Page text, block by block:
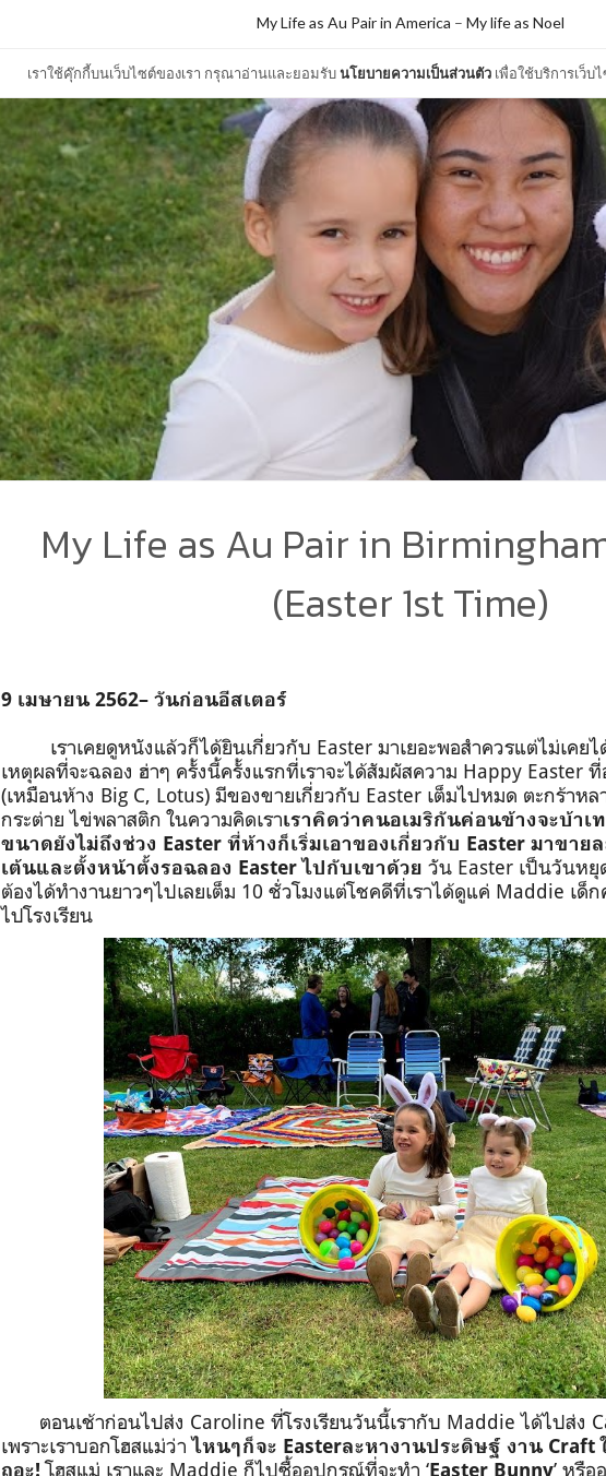
เราใช้คุ๊กกี้บนเว็บไซต์ของเรา กรุณาอ่านและยอมรับนโยบายความเป็นส่วนตัว เพื่อใช้บริการเว็บ
My Life as Au Pair in America – My life as Noel
My Life as Au Pair in
(Easter 1st Time)
9 เมษายน2562– วันก่อนอีสเตอร์
เราเคยดูหนังแล้วก็ได้ยินเกี่ยวกับ Easter มาเยอะพอสำควรแต่ไม่เคย
เหตุผลที่จะฉลอง ฮ่าๆ ครั้งนี้ครั้งแรกที่เราจะได้สัมผัสความ Happy Easter ที่
(เหมือนห้าง Big C, Lotus) มีของขายเกี่ยวกับ Easter เต็มไปหมด ตะกร้าห
กระต่าย ไข่พลาสติก ในความคิดเราเราคิดว่าคนอเมริกันค่อนข้างจะบ้า
ขนาดยังไม่ถึงช่วง Easter ที่ห้างก็เริ่มเอาของเกี่ยวกับ Easter มาขาย
เต้นและตั้งหน้าตั้งรอฉลอง Easterไปกับเขาด้วย วัน Easter เป็นวันหยุ
ต้องได้ทำงานยาวๆไปเลยเต็ม 10 ชั่วโมงแต่โชคดีที่เราได้ดูแค่ Maddie เด็
ไปโรงเรียน
ตอนเช้าก่อนไปส่ง Caroline ที่โรงเรียนวันนี้เรากับ Maddieได้ไปส่ง
เพราะเราบอกโฮสแม่ว่าไหนๆก็จะ Easterละหางานประดิษฐ์ งาน Craft
ถอะ!โฮสแม่ เราและ Maddie ก็ไปซื้ออุปกรณ์ที่จะทำ ‘Easter Bunny’ หรือ